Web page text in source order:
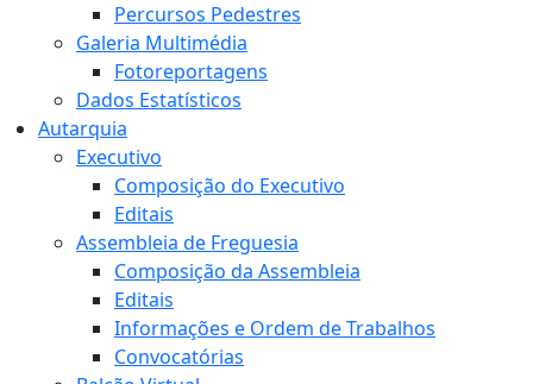
Percursos Pedestres
Galeria Multimédia
Fotoreportagens
Dados Estatísticos
Autarquia
Executivo
Composição do Executivo
Editais
Assembleia de Freguesia
Composição da Assembleia
Editais
Informações e Ordem de Trabalhos
Convocatórias